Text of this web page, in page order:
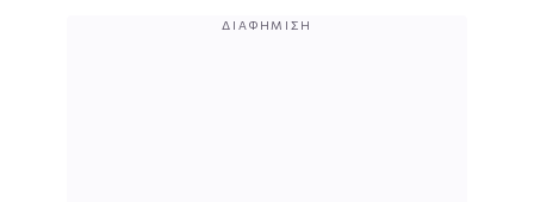
ΔΙΑΦΉΜΙΣΗ